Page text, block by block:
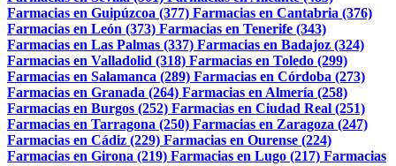
Farmacias en Guipúzcoa (377) Farmacias en Cantabria (376)
Farmacias en León (373) Farmacias en Tenerife (343)
Farmacias en Las Palmas (337) Farmacias en Badajoz (324)
Farmacias en Valladolid (318) Farmacias en Toledo (299)
Farmacias en Salamanca (289) Farmacias en Córdoba (273)
Farmacias en Granada (264) Farmacias en Almería (258)
Farmacias en Burgos (252) Farmacias en Ciudad Real (251)
Farmacias en Tarragona (250) Farmacias en Zaragoza (247)
Farmacias en Cádiz (229) Farmacias en Ourense (224)
Farmacias en Girona (219) Farmacias en Lugo (217) Farmacias